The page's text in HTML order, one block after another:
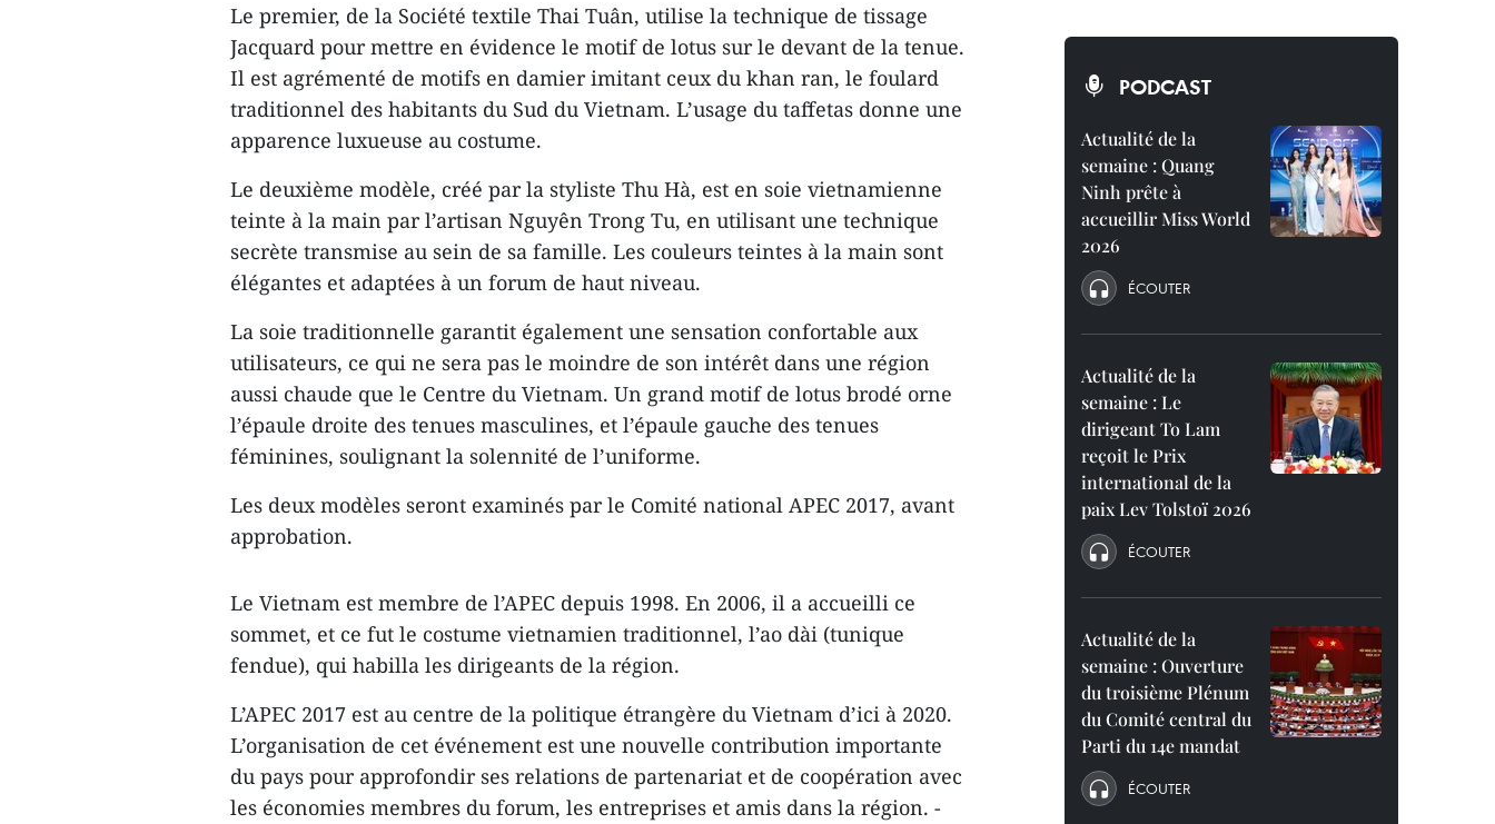
Le premier, de la Société textile Thai Tuân, utilise la technique de tissage
Jacquard pour mettre en évidence le motif de lotus sur le devant de la tenue.
Il est agrémenté de motifs en damier imitant ceux du khan ran, le foulard
traditionnel des habitants du Sud du Vietnam. L’usage du taffetas donne une
apparence luxueuse au costume.
Le deuxième modèle, créé par la styliste Thu Hà, est en soie vietnamienne
teinte à la main par l’artisan Nguyên Trong Tu, en utilisant une technique
secrète transmise au sein de sa famille. Les couleurs teintes à la main sont
élégantes et adaptées à un forum de haut niveau.
La soie traditionnelle garantit également une sensation confortable aux
utilisateurs, ce qui ne sera pas le moindre de son intérêt dans une région
aussi chaude que le Centre du Vietnam. Un grand motif de lotus brodé orne
l’épaule droite des tenues masculines, et l’épaule gauche des tenues
féminines, soulignant la solennité de l’uniforme.
Les deux modèles seront examinés par le Comité national APEC 2017, avant
approbation.
Le Vietnam est membre de l’APEC depuis 1998. En 2006, il a accueilli ce
sommet, et ce fut le costume vietnamien traditionnel, l’ao dài (tunique
fendue), qui habilla les dirigeants de la région.
L’APEC 2017 est au centre de la politique étrangère du Vietnam d’ici à 2020.
L’organisation de cet événement est une nouvelle contribution importante
du pays pour approfondir ses relations de partenariat et de coopération avec
les économies membres du forum, les entreprises et amis dans la région. -
PODCAST
Actualité de la
semaine : Quang
Ninh prête à
accueillir Miss World
2026
ÉCOUTER
Actualité de la
semaine : Le
dirigeant To Lam
reçoit le Prix
international de la
paix Lev Tolstoï 2026
ÉCOUTER
Actualité de la
semaine : Ouverture
du troisième Plénum
du Comité central du
Parti du 14e mandat
ÉCOUTER